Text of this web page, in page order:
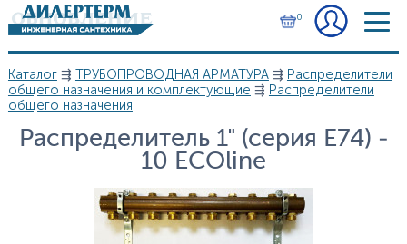
Перейти к основному содержанию
0
Вы здесь
Каталог⇶ ТРУБОПРОВОДНАЯ АРМАТУРА⇶ Распределители
общего назначения и комплектующие ⇶ Распределители
общего назначения
Распределитель 1" (серия E74) -
10 ECOline